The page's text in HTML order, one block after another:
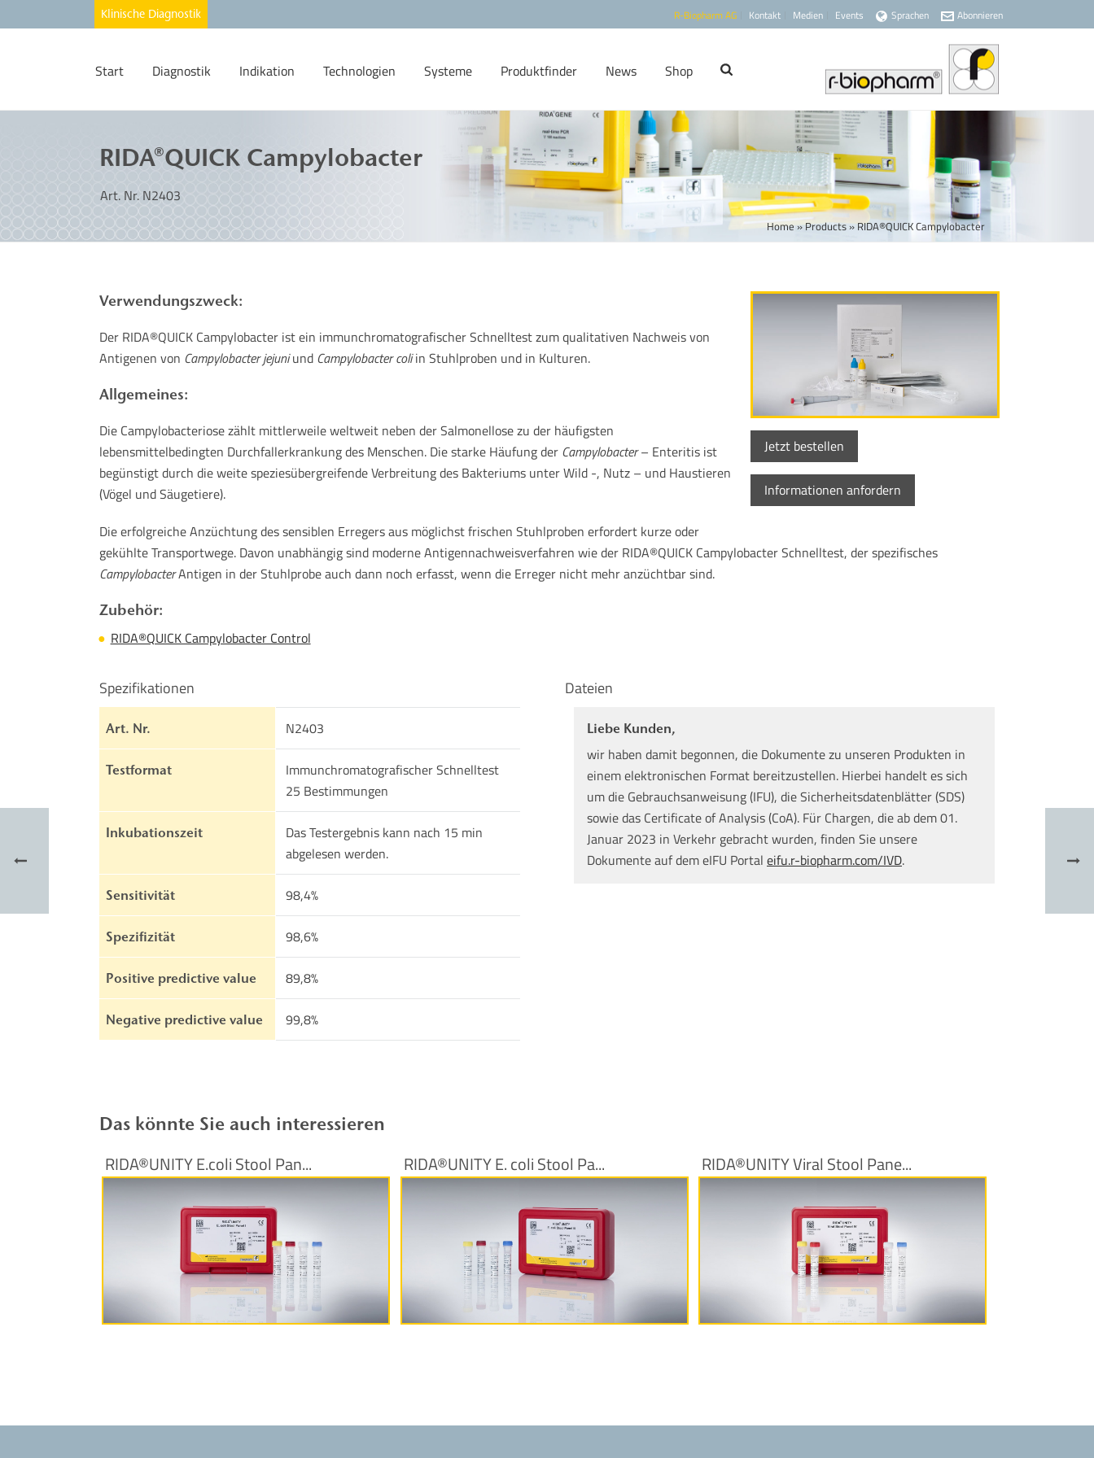
R-Biopharm AG Kontakt Medien Events Sprachen Abonnieren
Start Diagnostik Indikation Technologien Systeme Produktfinder News Shop
RIDA®QUICK Campylobacter
Art. Nr. N2403
Home»Products» RIDA®QUICK Campylobacter
Jetzt bestellen
Informationen anfordern
Verwendungszweck:
Der RIDA®QUICK Campylobacter ist ein immunchromatografischer Schnelltest zum qualitativen Nachweis von
Antigenen von Campylobacter jejuniund Campylobacter coliin Stuhlproben und in Kulturen.
Allgemeines:
Die Campylobacteriose zählt mittlerweile weltweit neben der Salmonellose zu der häufigsten
lebensmittelbedingten Durchfallerkrankung des Menschen. Die starke Häufung der Campylobacter– Enteritis ist
begünstigt durch die weite speziesübergreifende Verbreitung des Bakteriums unter Wild -, Nutz – und Haustieren
(Vögel und Säugetiere).
Die erfolgreiche Anzüchtung des sensiblen Erregers aus möglichst frischen Stuhlproben erfordert kurze oder
gekühlte Transportwege. Davon unabhängig sind moderne Antigennachweisverfahren wie der RIDA®QUICK Campylobacter Schnelltest, der spezifisches
CampylobacterAntigen in der Stuhlprobe auch dann noch erfasst, wenn die Erreger nicht mehr anzüchtbar sind.
Zubehör:
RIDA®QUICK Campylobacter Control
Spezifikationen
Art. Nr. N2403
Testformat
Immunchromatografischer Schnelltest
25 Bestimmungen
Inkubationszeit
Das Testergebnis kann nach 15 min
abgelesen werden.
Sensitivität 98,4%
Spezifizität 98,6%
Positive predictive value 89,8%
Negative predictive value 99,8%
Dateien
Liebe Kunden,
wir haben damit begonnen, die Dokumente zu unseren Produkten in
einem elektronischen Format bereitzustellen. Hierbei handelt es sich
um die Gebrauchsanweisung (IFU), die Sicherheitsdatenblätter (SDS)
sowie das Certificate of Analysis (CoA). Für Chargen, die ab dem 01.
Januar 2023 in Verkehr gebracht wurden, finden Sie unsere
Dokumente auf dem eIFU Portal eifu.r-biopharm.com/IVD.
Das könnte Sie auch interessieren
RIDA®UNITY E.coli Stool Pan...
Produktinformationen
RIDA®UNITY E. coli Stool Pa...
Produktinformationen
RIDA®UNITY Viral Stool Pane...
Produktinformationen